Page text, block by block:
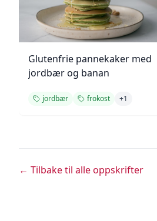
Glutenfrie pannekaker med
jordbær og banan
jordbær frokost +1
← Tilbake til alle oppskrifter